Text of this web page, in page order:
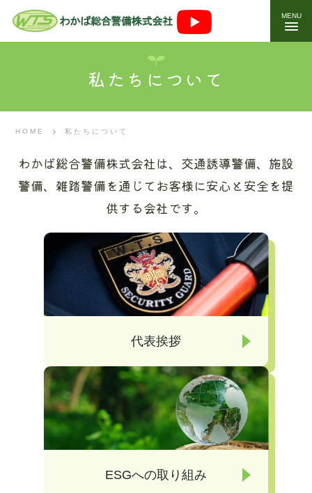
MENU
私たちについて
HOME 私たちについて
わかば総合警備株式会社は、交通誘導警備、施設
警備、雑踏警備を通じてお客様に安心と安全を提
供する会社です。
代表挨拶
ESGへの取り組み